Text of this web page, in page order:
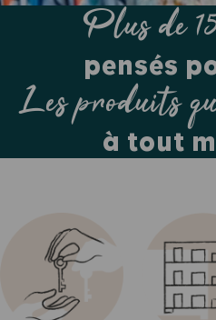
Plus de
pensés
Les produits
à tout